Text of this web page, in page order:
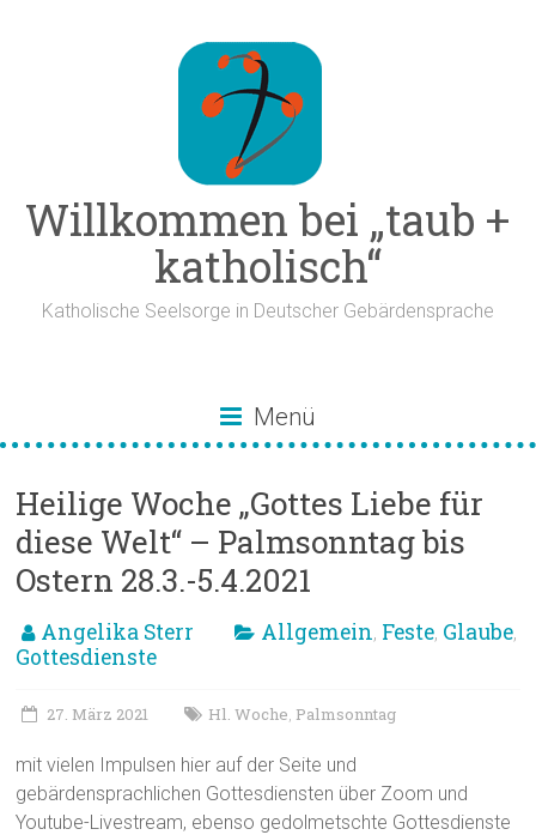
Willkommen bei „taub +
katholisch“
Katholische Seelsorge in Deutscher Gebärdensprache
Menü
Heilige Woche „Gottes Liebe für
diese Welt“ – Palmsonntag bis
Ostern 28.3.-5.4.2021
Angelika Sterr Allgemein, Feste, Glaube,
Gottesdienste
27. März 2021 Hl. Woche, Palmsonntag
mit vielen Impulsen hier auf der Seite und
gebärdensprachlichen Gottesdiensten über Zoom und
Youtube-Livestream, ebenso gedolmetschte Gottesdienste